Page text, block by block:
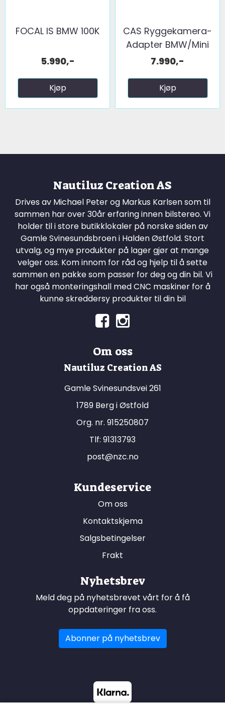
FOCAL IS BMW 100K
5.990,-
Kjøp
CAS Ryggekamera-
Adapter BMW/Mini
m/NBT ...
7.990,-
Kjøp
Nautiluz Creation AS
Drives av Michael Peter og Markus Karlsen som til
sammen har over 30år erfaring innen bilstereo. Vi
holder til i store butikklokaler på norske siden av
Gamle Svinesundsbroen i Halden Østfold. Stort
utvalg, og mye produkter på lager gjør at mange
velger oss. Kom innom for råd og hjelp til å sette
sammen en pakke som passer for deg og din bil. Vi
har også monteringshall med CNC maskiner for å
kunne skreddersy produkter til din bil
Om oss
Nautiluz Creation AS
Gamle Svinesundsvei 261
1789 Berg i Østfold
Org. nr. 915250807
Tlf: 91313793
post@nzc.no
Kundeservice
Om oss
Kontaktskjema
Salgsbetingelser
Frakt
Nyhetsbrev
Meld deg på nyhetsbrevet vårt for å få
oppdateringer fra oss.
Abonner på nyhetsbrev